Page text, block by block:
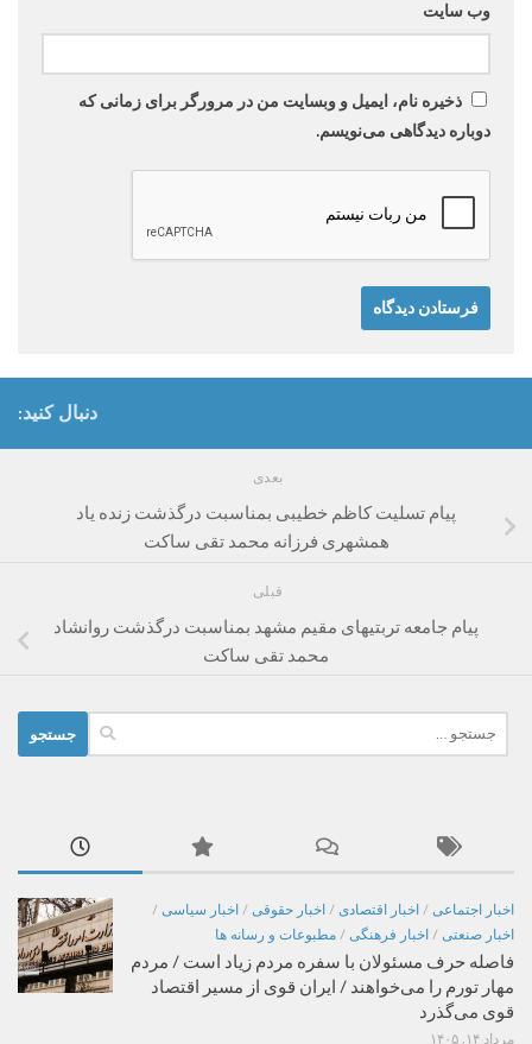
وب‌ سایت
ذخیره نام، ایمیل و وبسایت من در مرورگر برای زمانی که
دوباره دیدگاهی می‌نویسم.
دنبال کنید:
بعدی
پیام تسلیت کاظم خطیبی بمناسبت درگذشت زنده یاد
همشهری فرزانه محمد تقی ساکت
قبلی
پیام جامعه تربتیهای مقیم مشهد بمناسبت درگذشت روانشاد
محمد تقی ساکت
برای:
اخبار اجتماعی / اخبار اقتصادی / اخبار حقوقی / اخبار سیاسی /
اخبار صنعتی / اخبار فرهنگی / مطبوعات و رسانه ها
فاصله حرف مسئولان با سفره مردم زیاد است / مردم
مهار تورم را می‌خواهند / ایران قوی از مسیر اقتصاد
قوی می‌گذرد
مرداد ۱۴, ۱۴۰۵